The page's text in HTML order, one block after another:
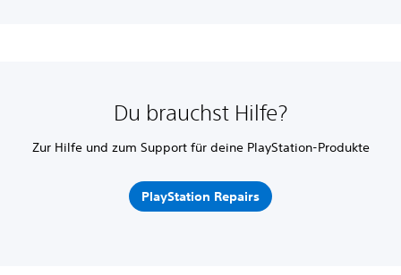
Du brauchst Hilfe?
Zur Hilfe und zum Support für deine PlayStation-Produkte
PlayStation Repairs